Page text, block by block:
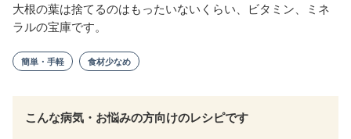
大根の葉は捨てるのはもったいないくらい、ビタミン、ミネ
ラルの宝庫です。
簡単・手軽 食材少なめ
こんな病気・お悩みの方向けのレシピです